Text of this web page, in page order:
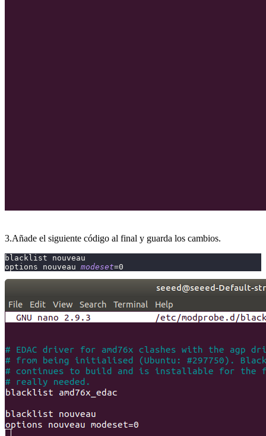
3.Añade el siguiente código al final y guarda los cambios.
blacklist nouveau
options nouveau modeset=0